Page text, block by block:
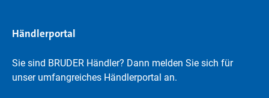
Händlerportal
Sie sind BRUDER Händler? Dann melden Sie sich für
unser umfangreiches Händlerportal an.